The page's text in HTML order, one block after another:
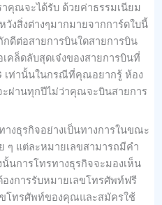
คุณจะได้รับ ด้วยค่าธรรมเนียม
งสิ่งต่างๆมากมายจากการ์ดใบนี้
ดีต่อสายการบินใดสายการบิน
คล็ดลับสุดเจ๋งของสายการบินที่
เท่านั้นในกรณีที่คุณอยากรู้ ห้อง
ะผ่านทุกปีไม่ว่าคุณจะบินสายการ
งธุรกิจอย่างเป็นทางการในขณะ
แต่ละหมายเลขสามารถมีคำ
นการโทรทางธุรกิจจะมองเห็น
งการรับหมายเลขโทรศัพท์ฟรี
ขโทรศัพท์ของคุณและสมัครใช้